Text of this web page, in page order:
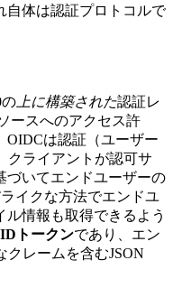
自体は認証プロトコルで
の 上に構築された認証レ
ースへのアクセス許
OIDCは認証（ユーザー
クライアントが認可サ
づいてエンドユーザーの
イクな方法でエンドユ
情報も取得できるよう
IDトークンであり、エン
クレームを含むJSON